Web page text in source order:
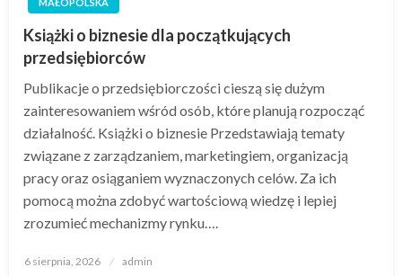
MAŁOPOLSKA
Książki o biznesie dla początkujących
przedsiębiorców
Publikacje o przedsiębiorczości cieszą się dużym
zainteresowaniem wśród osób, które planują rozpocząć
działalność. Książki o biznesie Przedstawiają tematy
związane z zarządzaniem, marketingiem, organizacją
pracy oraz osiąganiem wyznaczonych celów. Za ich
pomocą można zdobyć wartościową wiedzę i lepiej
zrozumieć mechanizmy rynku….
Opublikowane
6 sierpnia, 2026 admin